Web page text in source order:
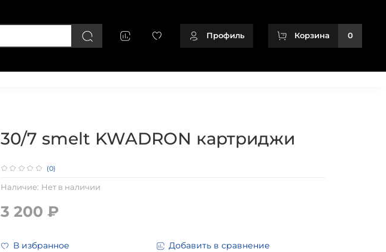
Профиль Корзина 0
(0)
Наличие: Нет в наличии
30/7 smelt KWADRON картриджи
3 200 ₽
В избранное Добавить в сравнение